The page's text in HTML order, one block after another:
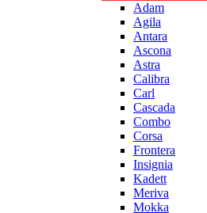
Adam
Agila
Antara
Ascona
Astra
Calibra
Carl
Cascada
Combo
Corsa
Frontera
Insignia
Kadett
Meriva
Mokka